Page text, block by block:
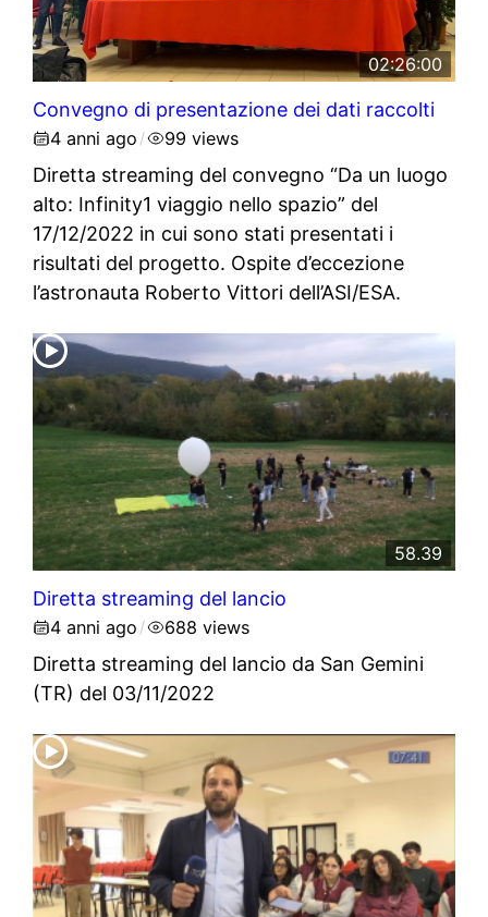
02:26:00
Convegno di presentazione dei dati raccolti
4 anni ago / 99 views
Diretta streaming del convegno “Da un luogo
alto: Infinity1 viaggio nello spazio” del
17/12/2022 in cui sono stati presentati i
risultati del progetto. Ospite d’eccezione
l’astronauta Roberto Vittori dell’ASI/ESA.
58.39
Diretta streaming del lancio
4 anni ago / 688 views
Diretta streaming del lancio da San Gemini
(TR) del 03/11/2022